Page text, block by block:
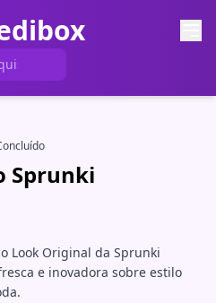
Sprunki
Look Original da Sprunki
e inovadora sobre estilo